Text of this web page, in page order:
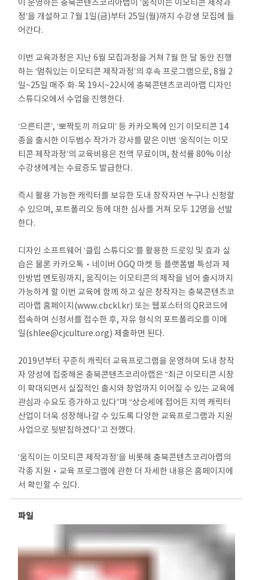
이 운영하는 충북콘텐츠코리아랩이 ‘움직이는 이모티콘 제작과
정’을 개설하고 7월 1일(금)부터 25일(월)까지 수강생 모집에 들
어간다.
이번 교육과정은 지난 6월 모집과정을 거쳐 7월 한 달 동안 진행
하는 ‘멈춰있는 이모티콘 제작과정’의 후속 프로그램으로, 8월 2
일~25일 매주 화·목 19시~22시에 충북콘텐츠코리아랩 디자인
스튜디오에서 수업을 진행한다.
‘으른티콘’, ‘뽀짝토끼 끼요미’ 등 카카오톡에 인기 이모티콘 14
종을 출시한 이두범수 작가가 강사를 맡은 이번 ‘움직이는 이모
티콘 제작과정’의 교육비용은 전액 무료이며, 참석률 80% 이상
수강생에게는 수료증도 발급한다.
즉시 활용 가능한 캐릭터를 보유한 도내 창작자면 누구나 신청할
수 있으며, 포트폴리오 등에 대한 심사를 거쳐 모두 12명을 선발
한다.
디자인 소프트웨어 ‘클립 스튜디오’를 활용한 드로잉 및 효과 실
습은 물론 카카오톡‧네이버 OGQ 마켓 등 플랫폼별 특성과 제
안방법 멘토링까지, 움직이는 이모티콘의 제작을 넘어 출시까지
가능하게 할 이번 교육에 함께 하고 싶은 창작자는 충북콘텐츠코
리아랩 홈페이지(www.cbckl.kr) 또는 웹포스터의 QR코드에
접속하여 신청서를 접수한 후, 자유 형식의 포트폴리오를 이메
일(shlee@cjculture.org) 제출하면 된다.
2019년부터 꾸준히 캐릭터 교육프로그램을 운영하며 도내 창작
자 양성에 집중해온 충북콘텐츠코리아랩은 “최근 이모티콘 시장
이 확대되면서 실질적인 출시와 창업까지 이어질 수 있는 교육에
관심과 수요도 증가하고 있다”며 “상승세에 접어든 지역 캐릭터
산업이 더욱 성장해나갈 수 있도록 다양한 교육프로그램과 지원
사업으로 뒷받침하겠다”고 전했다.
‘움직이는 이모티콘 제작과정’을 비롯해 충북콘텐츠코리아랩의
각종 지원‧교육 프로그램에 관한 더 자세한 내용은 홈페이지에
서 확인할 수 있다.
파일